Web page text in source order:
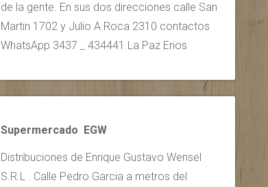
de la gente. En sus dos direcciones calle San
Martin 1702 y Julio A Roca 2310 contactos
WhatsApp 3437 _ 434441 La Paz Erios
Supermercado EGW
Distribuciones de Enrique Gustavo Wensel
S.R.L . Calle Pedro Garcia a metros del